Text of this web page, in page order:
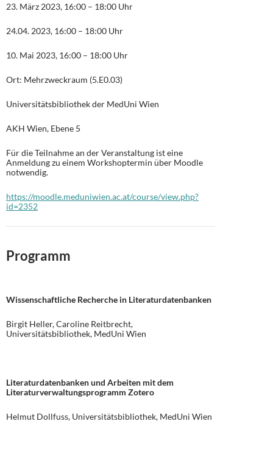
23. März 2023, 16:00 – 18:00 Uhr
24.04. 2023, 16:00 – 18:00 Uhr
10. Mai 2023, 16:00 – 18:00 Uhr
Ort: Mehrzweckraum (5.E0.03)
Universitätsbibliothek der MedUni Wien
AKH Wien, Ebene 5
Für die Teilnahme an der Veranstaltung ist eine
Anmeldung zu einem Workshoptermin über Moodle
notwendig.
https://moodle.meduniwien.ac.at/course/view.php?
id=2352
Programm
Wissenschaftliche Recherche in Literaturdatenbanken
Birgit Heller, Caroline Reitbrecht,
Universitätsbibliothek, MedUni Wien
Literaturdatenbanken und Arbeiten mit dem
Literaturverwaltungsprogramm Zotero
Helmut Dollfuss, Universitätsbibliothek, MedUni Wien